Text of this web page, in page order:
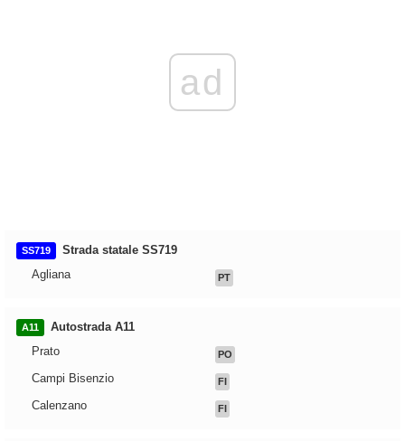
ad
SS719
Strada statale SS719
Agliana
PT
A11
Autostrada A11
Prato
PO
Campi Bisenzio FI
Calenzano FI